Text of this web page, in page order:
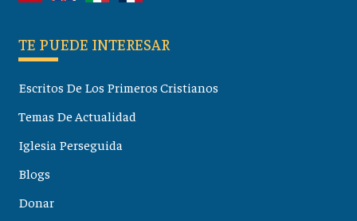
TE PUEDE INTERESAR
Escritos De Los Primeros Cristianos
Temas De Actualidad
Iglesia Perseguida
Blogs
Donar